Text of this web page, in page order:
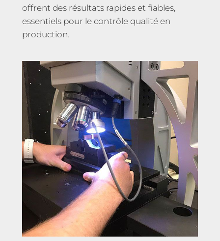
offrent des résultats rapides et fiables,
essentiels pour le contrôle qualité en
production.